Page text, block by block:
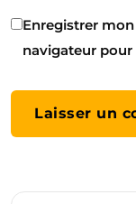
Enregistrer
navigateur